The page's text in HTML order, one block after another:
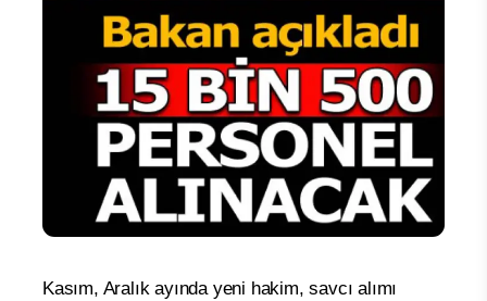
Kasım, Aralık ayında yeni hakim, savcı alımı